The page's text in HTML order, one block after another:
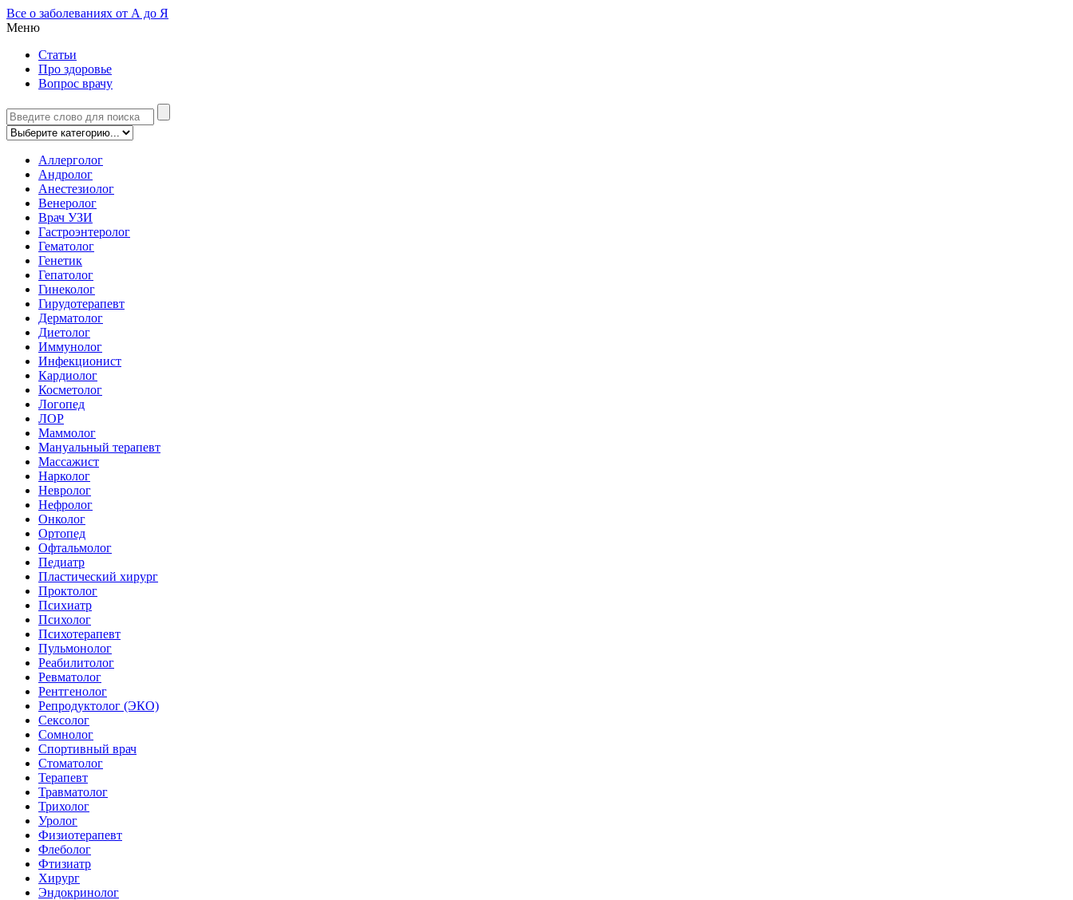
Все о заболеваниях от А до Я
Меню
Статьи
Про здоровье
Вопрос врачу
Аллерголог
Андролог
Анестезиолог
Венеролог
Врач УЗИ
Гастроэнтеролог
Гематолог
Генетик
Гепатолог
Гинеколог
Гирудотерапевт
Дерматолог
Диетолог
Иммунолог
Инфекционист
Кардиолог
Косметолог
Логопед
ЛОР
Маммолог
Мануальный терапевт
Массажист
Нарколог
Невролог
Нефролог
Онколог
Ортопед
Офтальмолог
Педиатр
Пластический хирург
Проктолог
Психиатр
Психолог
Психотерапевт
Пульмонолог
Реабилитолог
Ревматолог
Рентгенолог
Репродуктолог (ЭКО)
Сексолог
Сомнолог
Спортивный врач
Стоматолог
Терапевт
Травматолог
Трихолог
Уролог
Физиотерапевт
Флеболог
Фтизиатр
Хирург
Эндокринолог